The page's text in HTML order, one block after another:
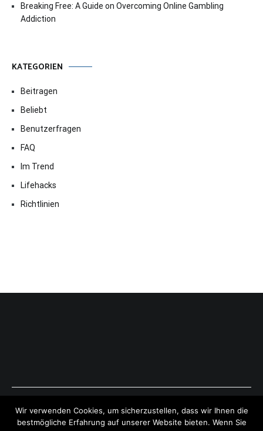
Breaking Free: A Guide on Overcoming Online Gambling
Addiction
KATEGORIEN
Beitragen
Beliebt
Benutzerfragen
FAQ
Im Trend
Lifehacks
Richtlinien
Copyright © 2026ExpressAntworten.com . All rights reserved.
Theme:Cenote by ThemeGrill. Powered byWordPress .
Wir verwenden Cookies, um sicherzustellen, dass wir Ihnen die
bestmögliche Erfahrung auf unserer Website bieten. Wenn Sie